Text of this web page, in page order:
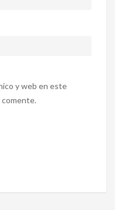
y web en este
comente.